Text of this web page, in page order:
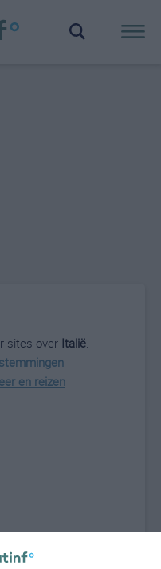
sites over Italië.
en reizen